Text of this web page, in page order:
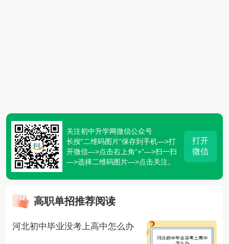
关注初中升学网微信公众号
长按“二维码图片”保存到手机—>打
开微信—>点击右上角“+”—>扫一扫
—>选择二维码图片—>点击关注。
打开
微信
高职单招推荐阅读
河北初中毕业没考上高中怎么办